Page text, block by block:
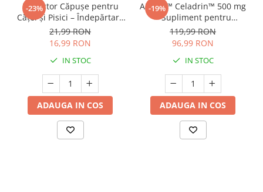
-23%
Extractor Căpușe pentru
Căței și Pisici – Îndepărtare
Rapidă & Sigură
21,99 RON
16,99 RON
IN STOC
ADAUGA IN COS
-19%
ALAVIS™ Celadrin™ 500 mg
– Supliment pentru
articulații, tendoane și
ligamente la câini și pisici |
60 capsule
119,99 RON
96,99 RON
IN STOC
ADAUGA IN COS